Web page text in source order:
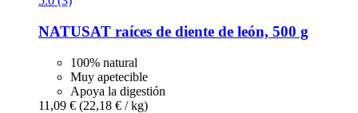
NATUSAT raíces de diente de león, 500 g
100% natural
Muy apetecible
Apoya la digestión
11,09 € (22,18 € / kg)